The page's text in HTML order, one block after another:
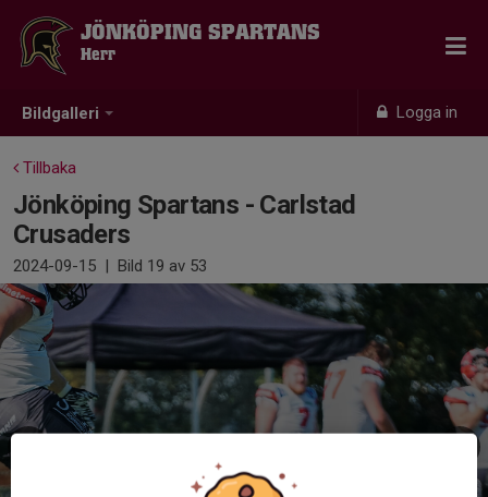
Bildgalleri Logga in
JÖNKÖPING SPARTANS
Herr
Tillbaka
Jönköping Spartans - Carlstad
Crusaders
2024-09-15 | Bild 19 av 53